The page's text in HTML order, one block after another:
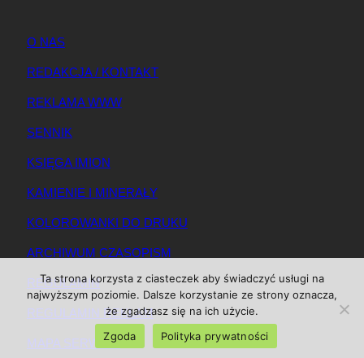
O NAS
REDAKCJA / KONTAKT
REKLAMA WWW
SENNIK
KSIĘGA IMION
KAMIENIE I MINERAŁY
KOLOROWANKI DO DRUKU
ARCHIWUM CZASOPISM
REGULAMIN
REGULAMIN REKLAM
MAPA SERWISU
Ta strona korzysta z ciasteczek aby świadczyć usługi na
najwyższym poziomie. Dalsze korzystanie ze strony oznacza,
że zgadzasz się na ich użycie.
Zgoda
Polityka prywatności